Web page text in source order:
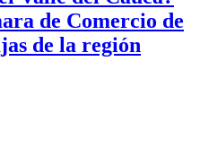
de Comercio de
de la región